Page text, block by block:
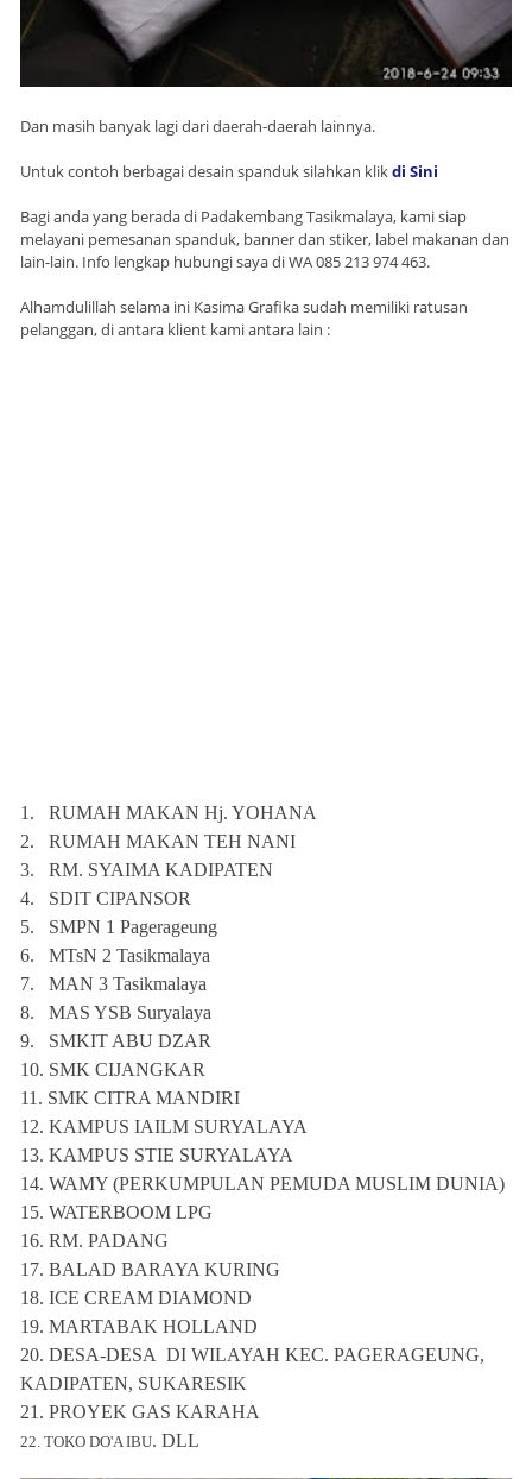
Dan masih banyak lagi dari daerah-daerah lainnya.
Untuk contoh berbagai desain spanduk silahkan klikdi Sini
Bagi anda yang berada di Padakembang Tasikmalaya, kami siap
melayani pemesanan spanduk, banner dan stiker, label makanan dan
lain-lain. Info lengkap hubungi saya di WA 085 213 974 463.
Alhamdulillah selama ini Kasima Grafika sudah memiliki ratusan
pelanggan, di antara klient kami antara lain :
1.
RUMAH MAKAN Hj. YOHANA
2.
RUMAH MAKAN TEH NANI
3.
RM. SYAIMA KADIPATEN
4.
SDIT CIPANSOR
5.
SMPN 1 Pagerageung
6.
MTsN 2 Tasikmalaya
7.
MAN 3 Tasikmalaya
8.
MAS YSB Suryalaya
9.
SMKIT ABU DZAR
10. SMK CIJANGKAR
11. SMK CITRA MANDIRI
12. KAMPUS IAILM SURYALAYA
13. KAMPUS STIE SURYALAYA
14. WAMY (PERKUMPULAN PEMUDA MUSLIM DUNIA)
15. WATERBOOM LPG
16. RM. PADANG
17. BALAD BARAYA KURING
18. ICE CREAM DIAMOND
19. MARTABAK HOLLAND
20. DESA-DESA DI WILAYAH KEC. PAGERAGEUNG,
KADIPATEN, SUKARESIK
21. PROYEK GAS KARAHA
22. TOKO DO'A IBU. DLL